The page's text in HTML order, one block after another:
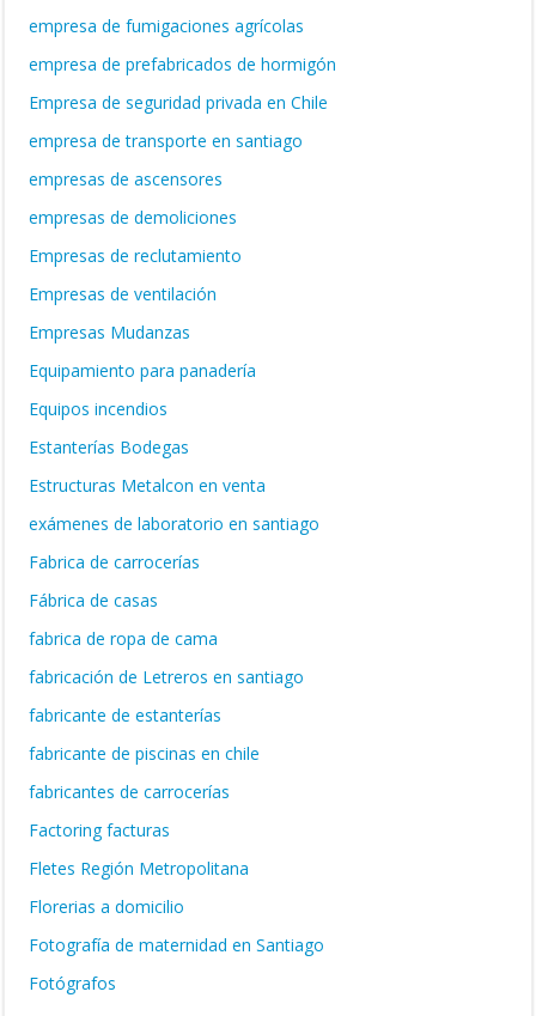
empresa de fumigaciones agrícolas
empresa de prefabricados de hormigón
Empresa de seguridad privada en Chile
empresa de transporte en santiago
empresas de ascensores
empresas de demoliciones
Empresas de reclutamiento
Empresas de ventilación
Empresas Mudanzas
Equipamiento para panadería
Equipos incendios
Estanterías Bodegas
Estructuras Metalcon en venta
exámenes de laboratorio en santiago
Fabrica de carrocerías
Fábrica de casas
fabrica de ropa de cama
fabricación de Letreros en santiago
fabricante de estanterías
fabricante de piscinas en chile
fabricantes de carrocerías
Factoring facturas
Fletes Región Metropolitana
Florerias a domicilio
Fotografía de maternidad en Santiago
Fotógrafos